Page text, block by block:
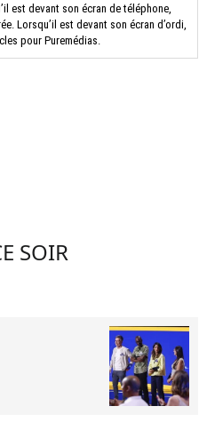
est devant son écran de téléphone,
Lorsqu’il est devant son écran d’ordi,
pour Puremédias.
SOIR